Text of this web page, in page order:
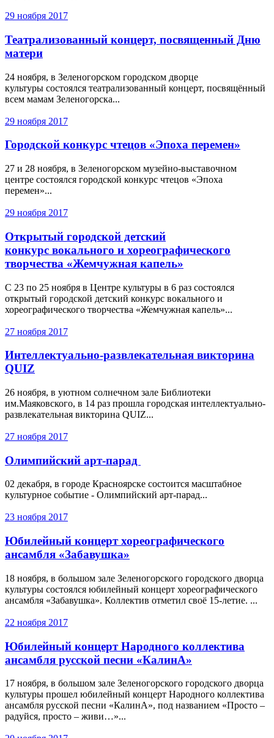
29 ноября 2017
Театрализованный концерт, посвященный Дню
матери
24 ноября, в Зеленогорском городском дворце
культуры состоялся театрализованный концерт, посвящённый
всем мамам Зеленогорска...
29 ноября 2017
Городской конкурс чтецов «Эпоха перемен»
27 и 28 ноября, в Зеленогорском музейно-выставочном
центре состоялся городской конкурс чтецов «Эпоха
перемен»...
29 ноября 2017
Открытый городской детский
конкурс вокального и хореографического
творчества «Жемчужная капель»
С 23 по 25 ноября в Центре культуры в 6 раз состоялся
открытый городской детский конкурс вокального и
хореографического творчества «Жемчужная капель»...
27 ноября 2017
Интеллектуально-развлекательная викторина
QUIZ
26 ноября, в уютном солнечном зале Библиотеки
им.Маяковского, в 14 раз прошла городская интеллектуально-
развлекательная викторина QUIZ...
27 ноября 2017
Олимпийский арт-парад
02 декабря, в городе Красноярске состоится масштабное
культурное событие - Олимпийский арт-парад...
23 ноября 2017
Юбилейный концерт хореографического
ансамбля «Забавушка»
18 ноября, в большом зале Зеленогорского городского дворца
культуры состоялся юбилейный концерт хореографического
ансамбля «Забавушка». Коллектив отметил своё 15-летие. ...
22 ноября 2017
Юбилейный концерт Народного коллектива
ансамбля русской песни «КалинА»
17 ноября, в большом зале Зеленогорского городского дворца
культуры прошел юбилейный концерт Народного коллектива
ансамбля русской песни «КалинА», под названием «Просто –
радуйся, просто – живи…»...